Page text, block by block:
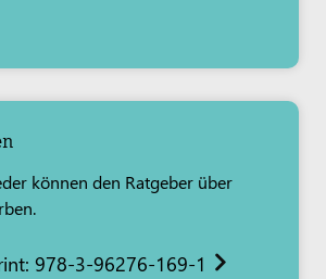
können den Ratgeber über
978-3-96276-169-1